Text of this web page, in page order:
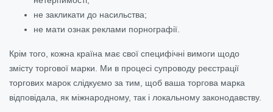
не закликати до насильства;
не мати ознак реклами порнографії.
Крім того, кожна країна має свої специфічні вимоги щодо
змісту торгової марки. Ми в процесі супроводу реєстрації
торгових марок слідкуємо за тим, щоб ваша торгова марка
відповідала, як міжнародному, так і локальному законодавству.